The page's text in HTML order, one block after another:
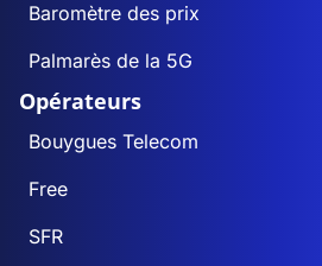
Baromètre des prix
Palmarès de la 5G
Opérateurs
Bouygues Telecom
Free
SFR